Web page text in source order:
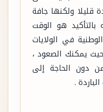
قليلا ولكنها جافة
هو الوقت
في الولايات
يمكنك الصعود ،
دون الحاجة إلى
.